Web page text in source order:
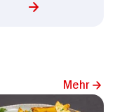
Mehr